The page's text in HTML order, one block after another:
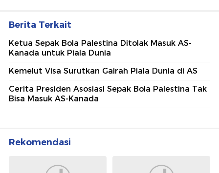
Berita Terkait
Ketua Sepak Bola Palestina Ditolak Masuk AS-
Kanada untuk Piala Dunia
Kemelut Visa Surutkan Gairah Piala Dunia di AS
Cerita Presiden Asosiasi Sepak Bola Palestina Tak
Bisa Masuk AS-Kanada
Rekomendasi